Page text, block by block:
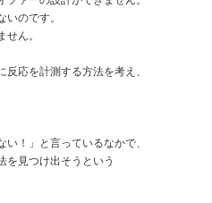
のです。
ん。
応を計測する方法を考え、
い！」と言っているなかで、
を見つけ出そうという